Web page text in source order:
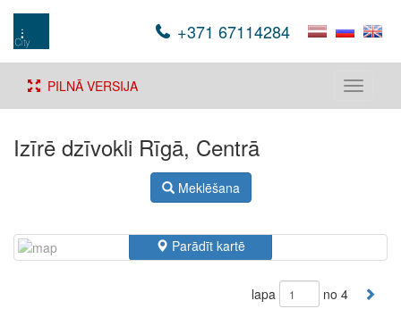
+371 67114284
Toggle
PILNĀ VERSIJA
Izīrē dzīvokli Rīgā, Centrā
Meklēšana
Parādīt kartē
lapa no 4